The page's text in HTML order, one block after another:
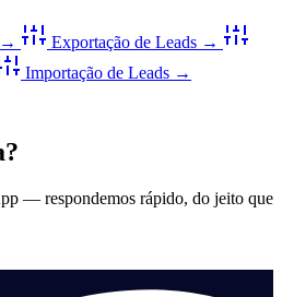
→ Exportação de Leads →
Importação de Leads →
— respondemos rápido, do jeito que